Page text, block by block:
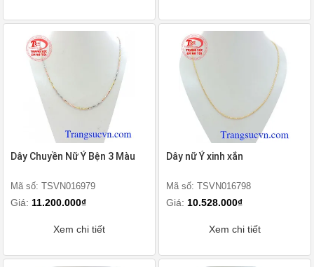
Dây Chuyền Nữ Ý Bện 3 Màu
Mã số: TSVN016979
Giá: 11.200.000₫
Xem chi tiết
Dây nữ Ý xinh xắn
Mã số: TSVN016798
Giá: 10.528.000₫
Xem chi tiết